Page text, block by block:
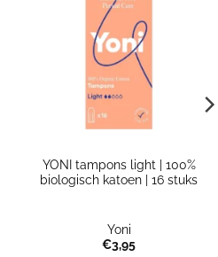
YONI tampons light | 100%
biologisch katoen | 16 stuks
Yoni
€3,95